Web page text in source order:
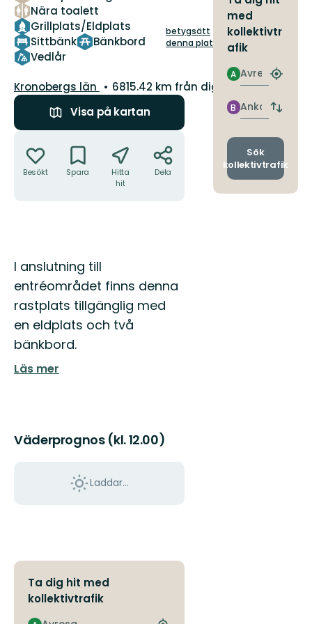
Nära toalett
Grillplats/Eldplats
Sittbänk
Bänkbord
Vedlår
betygsätt
denna plats!
Län:
Kronobergs län
6815.42 km från dig
Visa på kartan
Besökt Spara
Hitta
hit
Dela
Beskrivning
I anslutning till
entréområdet finns denna
rastplats tillgänglig med
en eldplats och två
bänkbord.
Läs mer
Väderprognos (kl. 12.00)
Laddar...
Ta dig hit med
kollektivtrafik
med
kollektivtr
afik
Avresa
A
Hitta
Ankomst
B
Byt
och
Sök
kollektivtrafik